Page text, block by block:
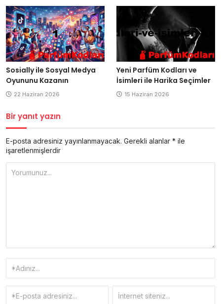
Sosially ile Sosyal Medya
Oyununu Kazanın
22 Haziran 2026
Yeni Parfüm Kodları ve
İsimleri ile Harika Seçimler
15 Haziran 2026
Bir yanıt yazın
E-posta adresiniz yayınlanmayacak. Gerekli alanlar * ile
işaretlenmişlerdir